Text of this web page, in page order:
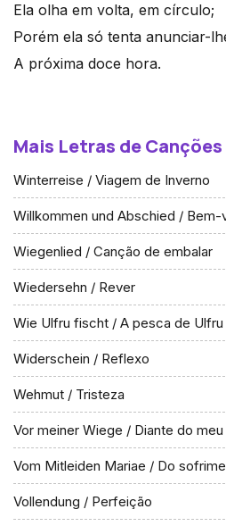
Ela olha em volta, em círculo;
Porém ela só tenta anunciar-
A próxima doce hora.
Mais Letras de Canções
Winterreise / Viagem de Inverno
Willkommen und Abschied / Bem-
Wiegenlied / Canção de embalar
Wiedersehn / Rever
Wie Ulfru fischt / A pesca de Ulfru
Widerschein / Reflexo
Wehmut / Tristeza
Vor meiner Wiege / Diante do
Vom Mitleiden Mariae / Do
Vollendung / Perfeição